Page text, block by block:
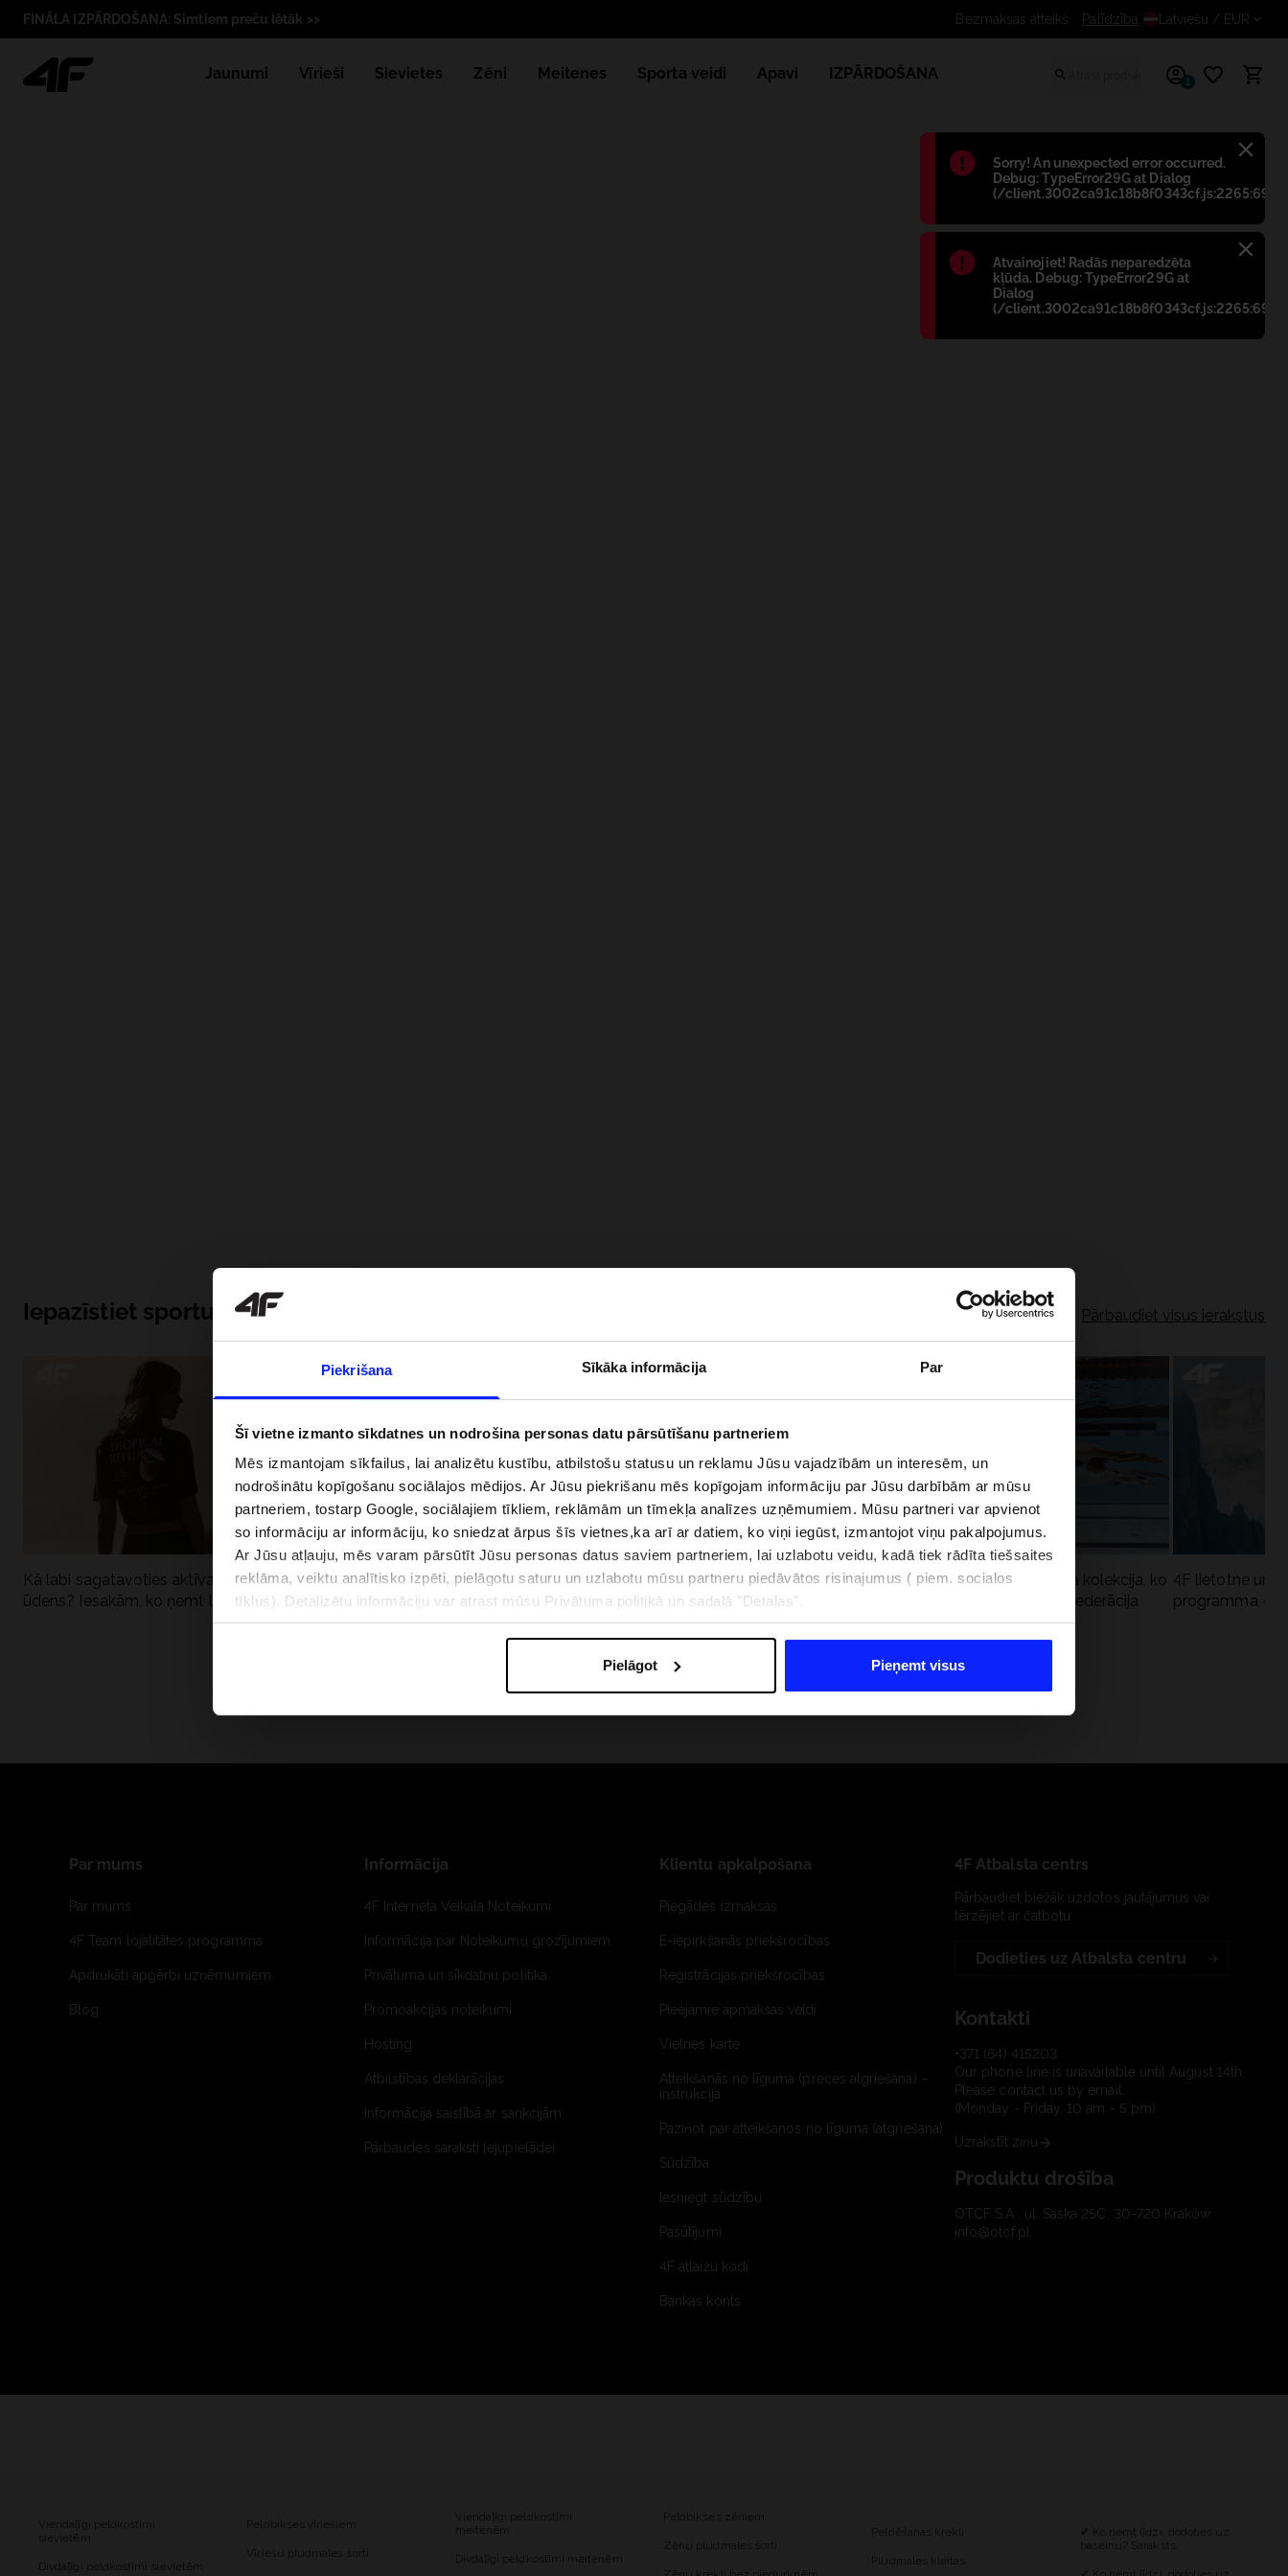
Piekrišana Sīkāka informācija Par
Šī vietne izmanto sīkdatnes un nodrošina personas datu pārsūtīšanu partneriem
Mēs izmantojam sīkfailus, lai analizētu kustību, atbilstošu statusu un reklamu Jūsu vajadzībām un interesēm, un
nodrošinātu kopīgošanu sociālajos mēdijos. Ar Jūsu piekrišanu mēs kopīgojam informāciju par Jūsu darbībām ar mūsu
partneriem, tostarp Google, sociālajiem tīkliem, reklāmām un tīmekļa analīzes uzņēmumiem. Mūsu partneri var apvienot
so informāciju ar informāciju, ko sniedzat ārpus šīs vietnes,ka arī ar datiem, ko viņi iegūst, izmantojot viņu pakalpojumus.
Ar Jūsu atļauju, mēs varam pārsūtīt Jūsu personas datus saviem partneriem, lai uzlabotu veidu, kadā tiek rādīta tiešsaites
reklāma, veiktu analītisko izpēti, pielāgotu saturu un uzlabotu mūsu partneru piedāvātos risinajumus ( piem. socialos
tīklus). Detalizētu informāciju var atrast mūsu Privātuma politikā un sadaļā "Detaļas".
Pielāgot Pieņemt visus
Błąd:
Sorry! An unexpected error occurred.
Debug: TypeError29G at Dialog
(/client.3002ca91c18b8f0343cf.js:2265:698)
Błąd:
Atvainojiet! Radās neparedzēta
kļūda. Debug: TypeError29G at
Dialog
(/client.3002ca91c18b8f0343cf.js:2265:698)
FINĀLA IZPĀRDOŠANA: Simtiem preču lētāk >> Saņem papildus atlaidi
Palīdzība Latviešu / EUR
Jaunumi Vīrieši Sievietes Zēni Meitenes Sporta veidi Apavi IZPĀRDOŠANA 1
Iepazīstiet sportu no iekšpuses Pārbaudiet visus ierakstus
Kā labi sagatavoties aktīvai dienai pie
ūdens? Iesakām, ko ņemt līdzi
Kāpēc UV aizsardzībai pie ūdens jābūt
dubultai: UPF apģērbs + SPF
Jaunā 4F tenisa un padela kolekcija.
Sportiska funkcionalitāte satiekas ar
mūsdienīgu stilu
Aqua Force - jaunā baseina kolekcija, ko
iesaka Polijas Peldēšanas federācija
4F lietotne un
programma -
Par mums
Par mums
4F Team lojalitātes programma
Apdrukāti apģērbi uzņēmumiem
Blog
Informācija
4F Interneta Veikala Noteikumi
Informācija par Noteikumu grozījumiem
Privātuma un sīkdatņu politika
Promoakcijas noteikumi
Hosting
Atbilstības deklarācijas
Informācija saistībā ar sankcijām
Pārbaudes saraksti lejupielādei
Klientu apkalpošana
Piegādes izmaksas
E-iepirkšanās priekšrocības
Reģistrācijas priekšrocības
Pieejamie apmaksas veidi
Vietnes karte
Atteikšanās no līguma (preces atgriešana) –
instrukcija
Paziņot par atteikšanos no līguma (atgriešana)
Sūdzība
Iesniegt sūdzību
Pasūtījumi
4F atlaižu kodi
Bankas konts
4F Atbalsta centrs
Pārbaudiet biežāk uzdotos jautājumus vai
tērzējiet ar čatbotu:
Dodieties uz Atbalsta centru
Kontakti
+371 (64) 415203
Our phone line is unavailable until August 14th.
Please contact us by email.
(Monday - Friday, 10 am - 5 pm)
Uzrakstīt ziņu
Produktu drošība
OTCF S.A., ul. Saska 25C, 30-720 Kraków
info@otcf.pl